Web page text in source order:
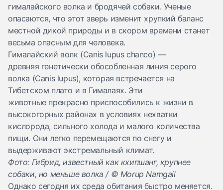
гималайского волка и бродячей собаки. Ученые
опасаются, что этот зверь изменит хрупкий баланс
местной дикой природы и в скором времени станет
весьма опасным для человека.
Гималайский волк (Canis lupus chanco) —
древняя генетически обособленная линия серого
волка (Canis lupus), которая встречается на
Тибетском плато и в Гималаях. Эти
животные прекрасно приспособились к жизни в
высокогорных районах в условиях нехватки
кислорода, сильного холода и малого количества
пищи. Они легко перемещаются по снегу и
выдерживают экстремальный климат.
Фото: Гибрид, известный как кхипшанг, крупнее
собаки, но меньше волка / © Morup Namgail
Однако сегодня их среда обитания быстро меняется.